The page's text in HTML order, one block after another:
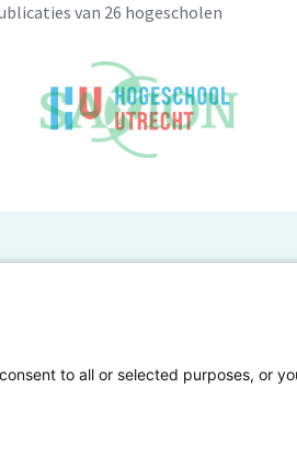
van 26 hogescholen
Veelgestelde vragen
to all or selected purposes, or